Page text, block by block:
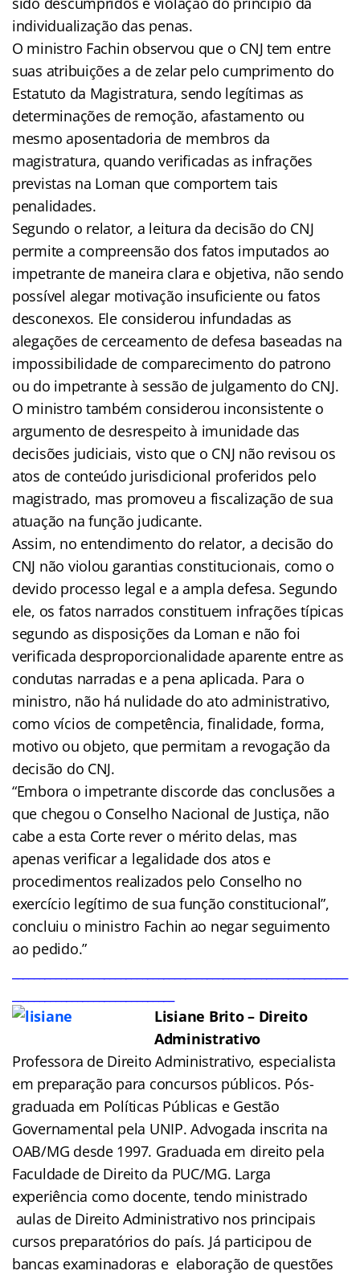
individualização das penas.
O ministro Fachin observou que o CNJ tem entre
suas atribuições a de zelar pelo cumprimento do
Estatuto da Magistratura, sendo legítimas as
determinações de remoção, afastamento ou
mesmo aposentadoria de membros da
magistratura, quando verificadas as infrações
previstas na Loman que comportem tais
penalidades.
Segundo o relator, a leitura da decisão do CNJ
permite a compreensão dos fatos imputados ao
impetrante de maneira clara e objetiva, não sendo
possível alegar motivação insuficiente ou fatos
desconexos. Ele considerou infundadas as
alegações de cerceamento de defesa baseadas na
impossibilidade de comparecimento do patrono
ou do impetrante à sessão de julgamento do CNJ.
O ministro também considerou inconsistente o
argumento de desrespeito à imunidade das
decisões judiciais, visto que o CNJ não revisou os
atos de conteúdo jurisdicional proferidos pelo
magistrado, mas promoveu a fiscalização de sua
atuação na função judicante.
Assim, no entendimento do relator, a decisão do
CNJ não violou garantias constitucionais, como o
devido processo legal e a ampla defesa. Segundo
ele, os fatos narrados constituem infrações típicas
segundo as disposições da Loman e não foi
verificada desproporcionalidade aparente entre as
condutas narradas e a pena aplicada. Para o
ministro, não há nulidade do ato administrativo,
como vícios de competência, finalidade, forma,
motivo ou objeto, que permitam a revogação da
decisão do CNJ.
“Embora o impetrante discorde das conclusões a
que chegou o Conselho Nacional de Justiça, não
cabe a esta Corte rever o mérito delas, mas
apenas verificar a legalidade dos atos e
procedimentos realizados pelo Conselho no
exercício legítimo de sua função constitucional”,
concluiu o ministro Fachin ao negar seguimento
ao pedido.”
Lisiane Brito – Direito
Administrativo
Professora de Direito Administrativo, especialista
em preparação para concursos públicos. Pós-
graduada em Políticas Públicas e Gestão
Governamental pela UNIP. Advogada inscrita na
OAB/MG desde 1997. Graduada em direito pela
Faculdade de Direito da PUC/MG. Larga
experiência como docente, tendo ministrado
aulas de Direito Administrativo nos principais
cursos preparatórios do país. Já participou de
bancas examinadoras e elaboração de questões